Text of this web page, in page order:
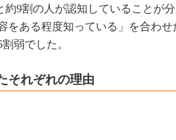
約9割の人が認知していることが
をある程度知っている」を合わせ
弱でした。
それぞれの理由